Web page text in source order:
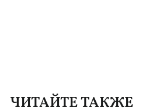
ЧИТАЙТЕ ТАКЖЕ